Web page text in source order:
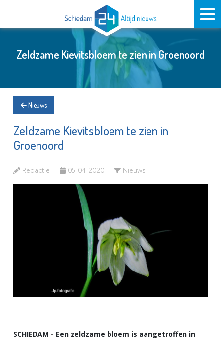
Zeldzame Kievitsbloem te zien in Groenoord
Nieuws
Zeldzame Kievitsbloem te zien in
Groenoord
Redactie 05-04-2020 Nieuws
SCHIEDAM - Een zeldzame bloem is aangetroffen in